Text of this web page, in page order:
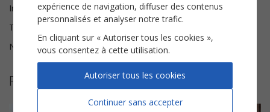
Instrumentation
Chorale SAH
Tonalité
Nombre de pages
6
Plus de partitions de Zazie
expérience de navigation, diffuser des contenus
personnalisés et analyser notre trafic.
En cliquant sur « Autoriser tous les cookies »,
vous consentez à cette utilisation.
Continuer sans accepter
Autoriser tous les cookies